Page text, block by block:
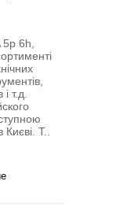
6h,
т.д.
Т..